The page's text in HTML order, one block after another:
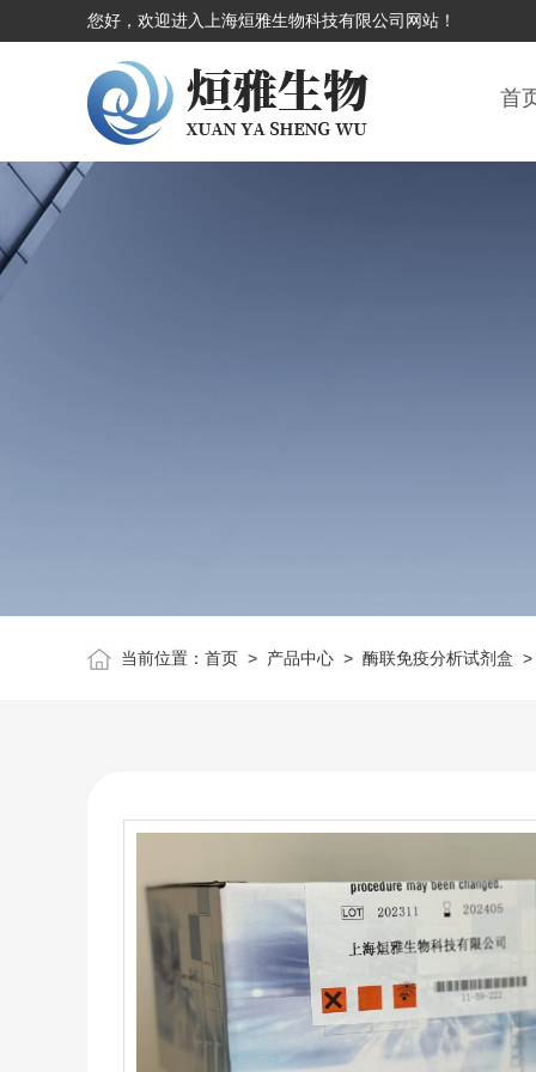
您好，欢迎进入上海烜雅生物科技有限公司网站！
首
当前位置： 首页> 产品中心> 酶联免疫分析试剂盒